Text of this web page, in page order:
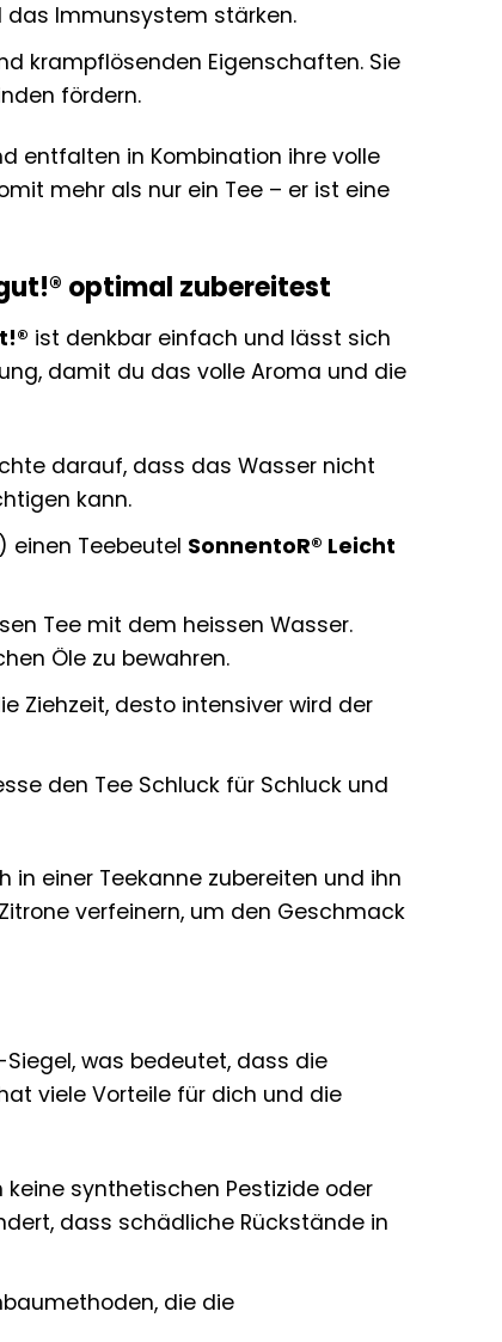
das Immunsystem stärken.
krampflösenden Eigenschaften. Sie
fördern.
entfalten in Kombination ihre volle
mehr als nur ein Tee – er ist eine
optimal zubereitest
ist denkbar einfach und lässt sich
damit du das volle Aroma und die
darauf, dass das Wasser nicht
kann.
einen Teebeutel SonnentoR® Leicht
Tee mit dem heissen Wasser.
Öle zu bewahren.
Ziehzeit, desto intensiver wird der
den Tee Schluck für Schluck und
einer Teekanne zubereiten und ihn
verfeinern, um den Geschmack
was bedeutet, dass die
viele Vorteile für dich und die
keine synthetischen Pestizide oder
dass schädliche Rückstände in
die die